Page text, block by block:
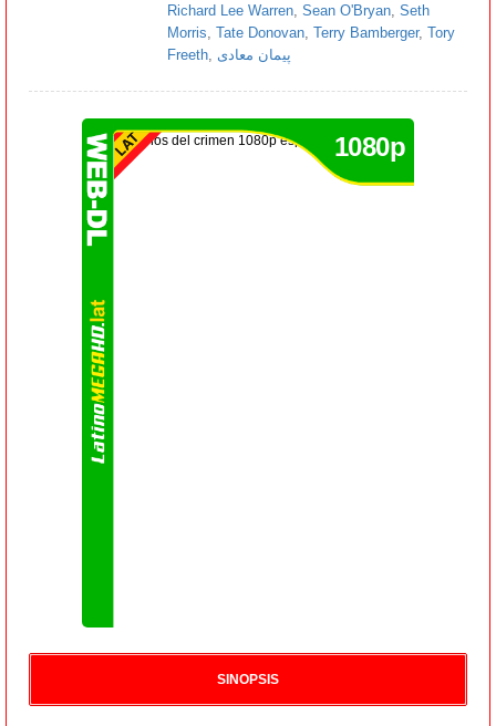
Richard Lee Warren Sean O'Bryan Seth
Morris Tate Donovan Terry Bamberger, Tory
Freeth پیمان معادی
1080p
SINOPSIS